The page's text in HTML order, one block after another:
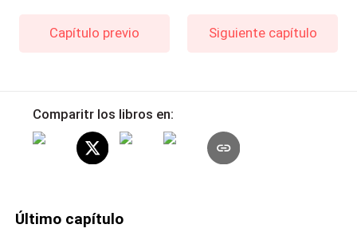
Capítulo previo Siguiente capítulo
Comparitr los libros en:
Último capítulo